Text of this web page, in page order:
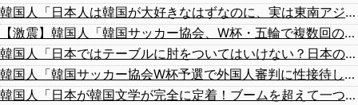
韓国人「日本人は韓国が大好きなはずなのに、実は東南アジアの人たちと同列に見ているというのは本当なのですか？」
【激震】韓国人「韓国サッカー協会、W杯・五輪で複数回の性接待を行い審判を買収していたことが発覚…（ﾌﾞﾙﾌﾞﾙ」＝韓国の反応
韓国人「日本ではテーブルに肘をついてはいけない？日本の食事マナーが想像以上に厳格すぎて韓国人が衝撃！」→「これが日本の食事マナーか？‥」
韓国人「韓国サッカー協会W杯予選で外国人審判に性接待したことが発覚！」
韓国人「日本が韓国文学が完全に定着！ブームを超えて一つのジャンルとして日本人全員に愛されてる模様…（ﾌﾞﾙﾌﾞﾙ」＝韓国の反応